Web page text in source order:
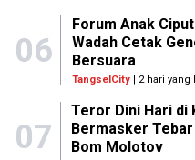
06
Forum Anak
Wadah Cetak
Bersuara
TangselCity| 2 hari yang
07
Teror Dini Hari di
Bermasker
Bom Molotov